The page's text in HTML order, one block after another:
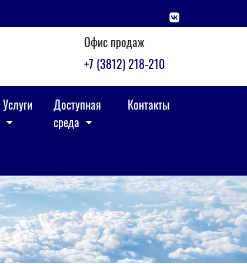
Офис продаж
+7 (3812) 218-210
Услуги
Доступная
среда
Контакты